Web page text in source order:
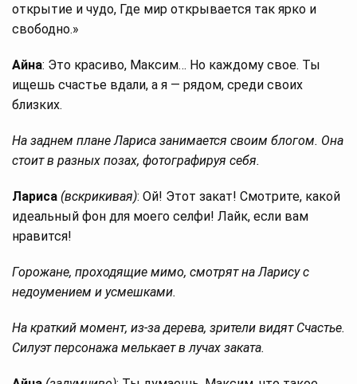
открытие и чудо, Где мир открывается так ярко и
свободно.»
Айна: Это красиво, Максим… Но каждому свое. Ты
ищешь счастье вдали, а я — рядом, среди своих
близких.
На заднем плане Лариса занимается своим блогом. Она
стоит в разных позах, фотографируя себя.
Лариса (вскрикивая): Ой! Этот закат! Смотрите, какой
идеальный фон для моего селфи! Лайк, если вам
нравится!
Горожане, проходящие мимо, смотрят на Ларису с
недоумением и усмешками.
На краткий момент, из-за дерева, зрители видят Счастье.
Силуэт персонажа мелькает в лучах заката.